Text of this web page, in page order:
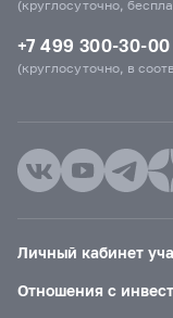
(круглосуточно,
+7 499 300-30-00
(круглосуточно, в
Личный кабинет
Отношения с